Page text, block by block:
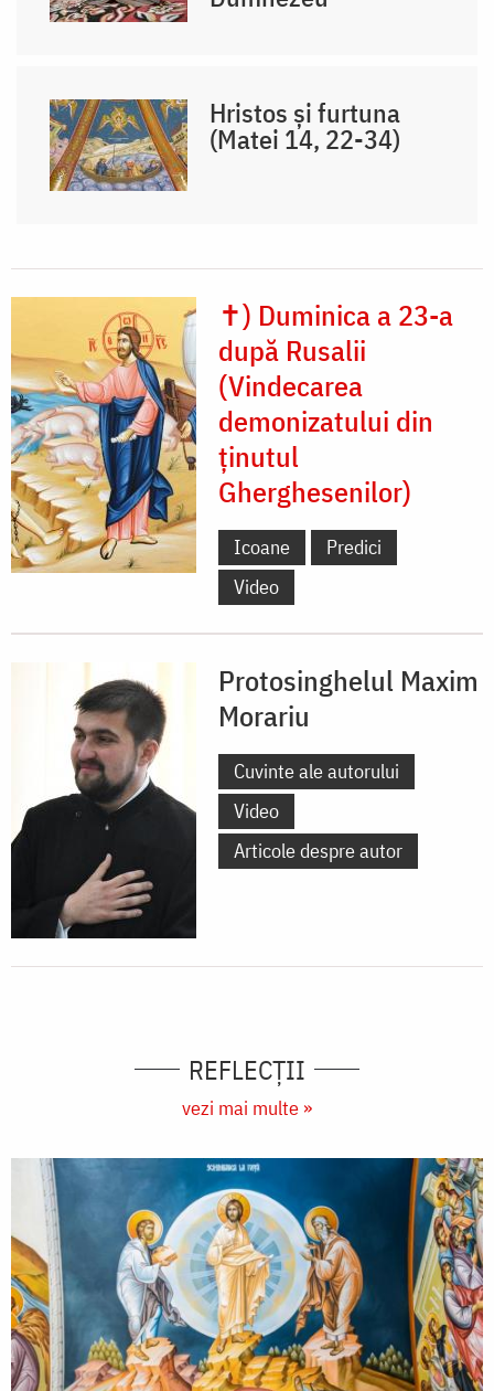
Hristos și furtuna
(Matei 14, 22-34)
✝) Duminica a 23-a
după Rusalii
(Vindecarea
demonizatului din
ținutul
Gherghesenilor)
Icoane
Predici
Video
Protosinghelul Maxim
Morariu
Cuvinte ale autorului
Video
Articole despre autor
REFLECȚII
vezi mai multe »